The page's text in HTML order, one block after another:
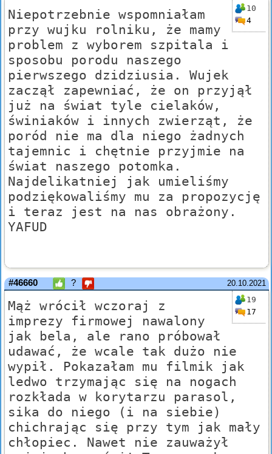
10
4
Niepotrzebnie wspomniałam
przy wujku rolniku, że mamy
problem z wyborem szpitala i
sposobu porodu naszego
pierwszego dzidziusia. Wujek
zaczął zapewniać, że on przyjął
już na świat tyle cielaków,
świniaków i innych zwierząt, że
poród nie ma dla niego żadnych
tajemnic i chętnie przyjmie na
świat naszego potomka.
Najdelikatniej jak umieliśmy
podziękowaliśmy mu za propozycję
i teraz jest na nas obrażony.
YAFUD
20.10.2021
#46660 ?
19
17
Mąż wrócił wczoraj z
imprezy firmowej nawalony
jak bela, ale rano próbował
udawać, że wcale tak dużo nie
wypił. Pokazałam mu filmik jak
ledwo trzymając się na nogach
rozkłada w korytarzu parasol,
sika do niego (i na siebie)
chichrając się przy tym jak mały
chłopiec. Nawet nie zauważył